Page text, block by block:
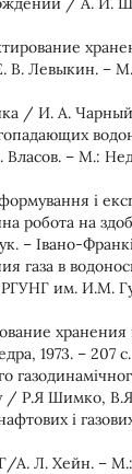
В. Левыкин. –
/ И. А.
– М.:
і
робота на
– Івано-
газа в
им. И.М.
хранения
1973. – 207 с.
/ Р.Я Шимко,
і
А. Л. Хейн. –